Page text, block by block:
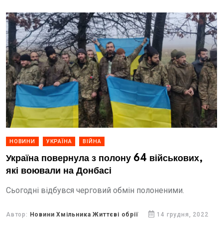
НОВИНИ УКРАЇНА ВІЙНА
Україна повернула з полону 64 військових,
які воювали на Донбасі
Сьогодні відбувся черговий обмін полоненими.
Автор: Новини Хмільника Життєві обрії 14 грудня, 2022